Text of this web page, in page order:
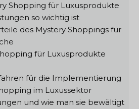
Shopping für Luxusprodukte
so wichtig ist
des Mystery Shoppings für
für Luxusprodukte
für die Implementierung
im Luxussektor
und wie man sie bewältigt